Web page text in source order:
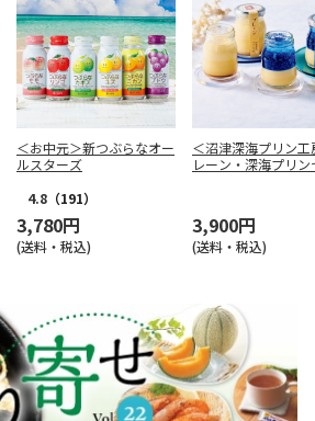
＜お中元＞新つぶらなオー
ルスターズ
4.8 （191）
3,780円
(送料・税込)
＜沼津深海プリン工
レーン・深海プリ
3,900円
(送料・税込)